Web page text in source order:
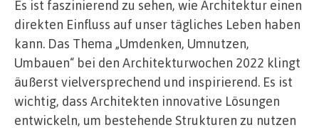
Es ist faszinierend zu sehen, wie Architektur einen
direkten Einfluss auf unser tägliches Leben haben
kann. Das Thema „Umdenken, Umnutzen,
Umbauen“ bei den Architekturwochen 2022 klingt
äußerst vielversprechend und inspirierend. Es ist
wichtig, dass Architekten innovative Lösungen
entwickeln, um bestehende Strukturen zu nutzen